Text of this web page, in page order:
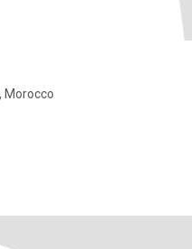
Morocco